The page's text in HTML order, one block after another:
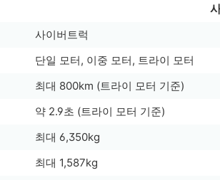
사이버트럭
단일 모터, 이중 모터, 트라이 모터
최대 800km (트라이 모터 기준)
약 2.9초 (트라이 모터 기준)
최대 6,350kg
최대 1,587kg